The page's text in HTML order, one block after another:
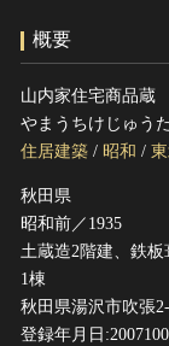
文化遺産データベ
概要
山内家住宅商品蔵
やまうちけじゅう
住居建築 / 昭和 /
秋田県
昭和前／1935
土蔵造2階建、鉄板
1棟
秋田県湯沢市吹張
登録年月日